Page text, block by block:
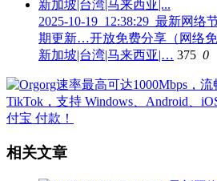
2025-10-19_12:38:29_最新网
期更新…开放免费分享（网络
新加坡|台湾|马来西亚|… 375 0
相关文章